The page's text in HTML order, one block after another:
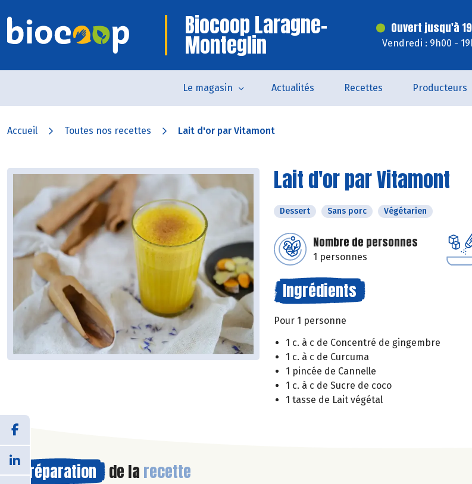
Biocoop Laragne-
Monteglin
Ouvert jusqu'à
Vendredi : 9h00 -
Le magasin Actualités Recettes Producteurs
Accueil Toutes nos recettes Lait d'or par Vitamont
Lait d'or par Vitamont
Dessert Sans porc Végétarien
Nombre de personnes
1 personnes
Ingrédients
Pour 1 personne
1 c. à c de Concentré de gingembre
1 c. à c de Curcuma
1 pincée de Cannelle
1 c. à c de Sucre de coco
1 tasse de Lait végétal
Préparation de la recette